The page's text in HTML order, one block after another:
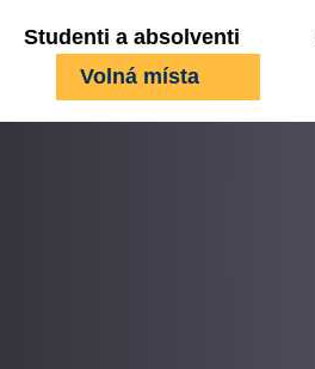
Studenti a absolventi
Volná místa